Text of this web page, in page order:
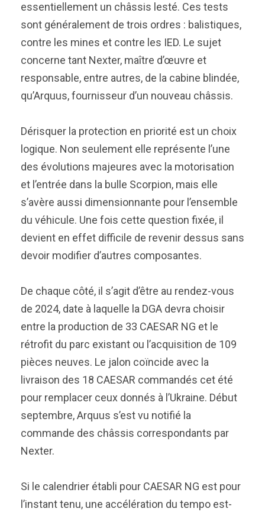
essentiellement un châssis lesté. Ces tests
sont généralement de trois ordres : balistiques,
contre les mines et contre les IED. Le sujet
concerne tant Nexter, maître d’œuvre et
responsable, entre autres, de la cabine blindée,
qu’Arquus, fournisseur d’un nouveau châssis.
Dérisquer la protection en priorité est un choix
logique. Non seulement elle représente l’une
des évolutions majeures avec la motorisation
et l’entrée dans la bulle Scorpion, mais elle
s’avère aussi dimensionnante pour l’ensemble
du véhicule. Une fois cette question fixée, il
devient en effet difficile de revenir dessus sans
devoir modifier d’autres composantes.
De chaque côté, il s’agit d’être au rendez-vous
de 2024, date à laquelle la DGA devra choisir
entre la production de 33 CAESAR NG et le
rétrofit du parc existant ou l’acquisition de 109
pièces neuves. Le jalon coïncide avec la
livraison des 18 CAESAR commandés cet été
pour remplacer ceux donnés à l’Ukraine. Début
septembre, Arquus s’est vu notifié la
commande des châssis correspondants par
Nexter.
Si le calendrier établi pour CAESAR NG est pour
l’instant tenu, une accélération du tempo est-